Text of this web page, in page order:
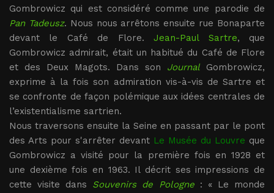
Gombrowicz qui est considéré comme une parodie de
Pan Tadeusz. Nous nous arrêtons ensuite rue Bonaparte
devant le Café de Flore.Jean-Paul Sartre, que
Gombrowicz admirait, était un habitué du Café de Flore
et des Deux Magots. Dans son JournalGombrowicz,
exprime à la fois son admiration vis-à-vis de Sartre et
se confronte de façon polémique aux idées centrales de
l’existentialisme sartrien.
Nous traversons ensuite la Seine en passant par le pont
des Arts pour s'arrêter devant Le Musée du Louvre que
Gombrowicz a visité pour la première fois en 1928 et
une dexième fois en 1963. Il décrit ses impressions de
cette visite dans Souvenirs de Pologne: « Le monde